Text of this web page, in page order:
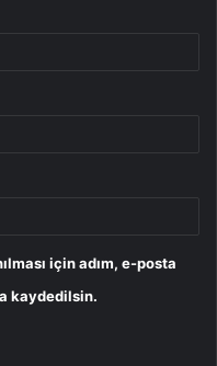
için adım, e-posta
kaydedilsin.